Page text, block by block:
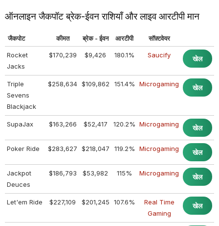
ऑनलाइन जैकपॉट ब्रेक-ईवन राशियाँ और लाइव आरटीपी मान
जैकपोट कीमत ब्रेक - ईवन आरटीपी सॉफ़्टवेयर
Rocket
Jacks
$170,239 $9,426 180.1% Saucify खेल
Triple
Sevens
Blackjack
$258,634 $109,862 151.4% Microgaming खेल
SupaJax $163,266 $52,417 120.2% Microgaming खेल
Poker Ride $283,627 $218,047 119.2% Microgaming खेल
Jackpot
Deuces
$186,793 $53,982 115% Microgaming खेल
Let'em Ride $227,109 $201,245 107.6%
Real Time
Gaming
खेल